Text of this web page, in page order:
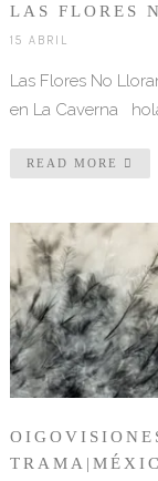
LAS FLORES
15 ABRIL
Las Flores No
en La Caverna
READ MORE